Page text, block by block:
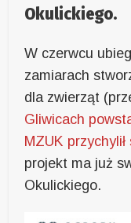
Okulickiego.
W czerwcu
zamiarach
dla zwierząt
Gliwicach
MZUK
projekt ma już
Okulickiego.